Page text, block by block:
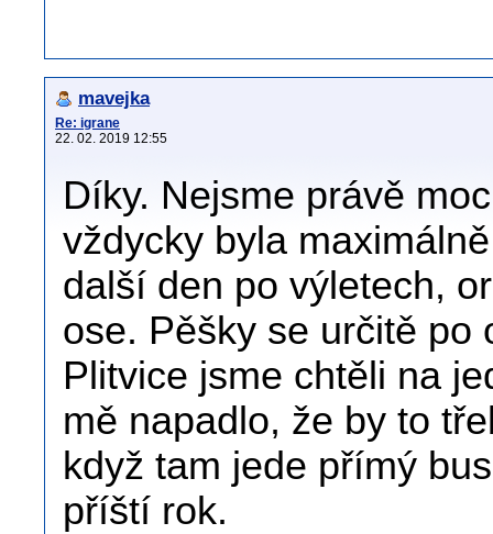
mavejka
Re: igrane
22. 02. 2019 12:55
Díky. Nejsme právě
vždycky byla
další den po výletech,
ose. Pěšky se určitě po
Plitvice jsme chtěli na
mě napadlo, že by to
když tam jede přímý
příští rok.